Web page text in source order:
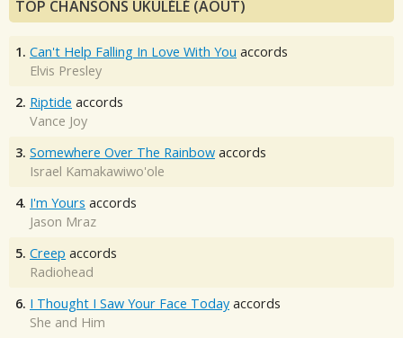
TOP CHANSONS UKULÉLÉ (AOÛT)
1. Can't Help Falling In Love With You accords
Elvis Presley
2. Riptide accords
Vance Joy
3. Somewhere Over The Rainbow accords
Israel Kamakawiwo'ole
4. I'm Yours accords
Jason Mraz
5. Creep accords
Radiohead
6. I Thought I Saw Your Face Today accords
She and Him